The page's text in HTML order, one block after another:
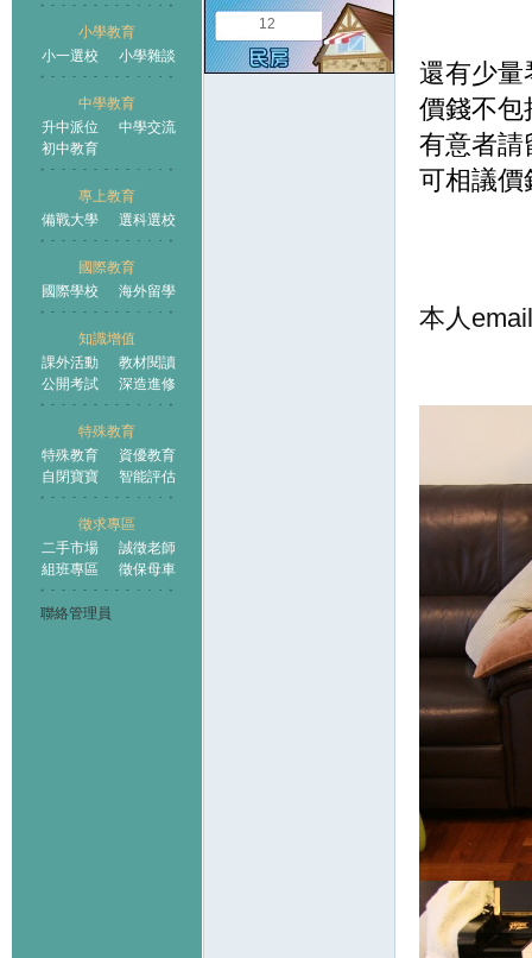
小學教育
小一選校
小學雜談
中學教育
升中派位
中學交流
初中教育
專上教育
備戰大學
選科選校
國際教育
國際學校
海外留學
知識增值
課外活動
教材閱讀
公開考試
深造進修
特殊教育
特殊教育
資優教育
自閉寶寶
智能評估
徵求專區
二手市場
誠徵老師
組班專區
徵保母車
聯絡管理員
12
還有少量
價錢不包
有意者請
可相議價
本人